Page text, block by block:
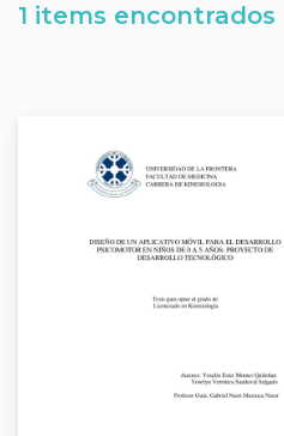
1 items encontrados